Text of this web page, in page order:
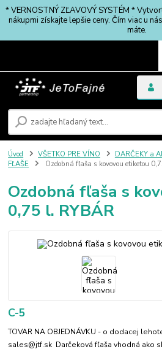
* VERNOSTNÝ ZĽAVOVÝ SYSTÉM *
nákupmi získajte lepšie ceny. Čím viac u
máte.
Úvod VŠETKO PRE VÍNO DARČEKY a
FĽAŠE
Ozdobná fľaša s kovovou etiketou
Ozdobná fľaša s
0,75 l. RYBÁR
C-5
TOVAR NA OBJEDNÁVKU - o dodacej
sales@jtf.sk Darčeková fľaša vhodná ako